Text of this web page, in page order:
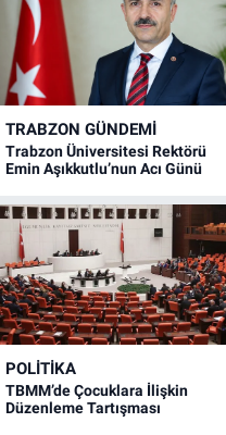
TRABZON GÜNDEMİ
Trabzon Üniversitesi Rektörü
Emin Aşıkkutlu’nun Acı Günü
POLİTİKA
TBMM’de Çocuklara İlişkin
Düzenleme Tartışması